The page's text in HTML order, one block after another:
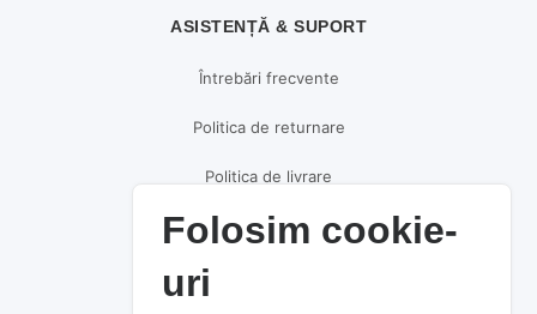
ASISTENȚĂ & SUPORT
Întrebări frecvente
Politica de returnare
Politica de livrare
Politica de plată
SERVICIUL SUPORT CLIENȚI
Folosim cookie-
uri